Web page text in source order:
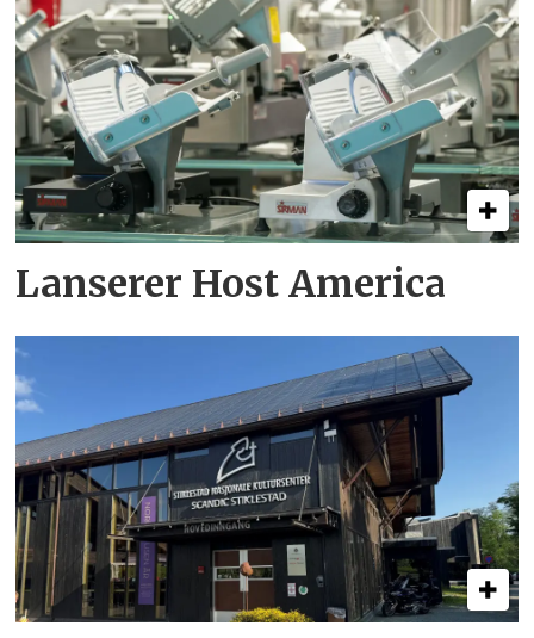
Lanserer Host America